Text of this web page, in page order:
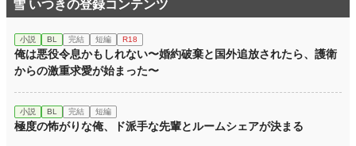
雪 いつきの登録コンテンツ
小説 BL 完結 短編 R18
俺は悪役令息かもしれない〜婚約破棄と国外追放されたら、護衛
からの激重求愛が始まった〜
小説 BL 完結 短編
極度の怖がりな俺、ド派手な先輩とルームシェアが決まる